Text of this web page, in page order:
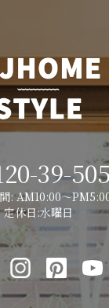
39-
: AM10:00～
定休日:水曜日